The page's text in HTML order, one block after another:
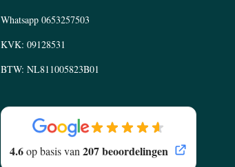
Whatsapp 0653257503
KVK: 09128531
BTW: NL811005823B01
4.6op basis van 207 beoordelingen